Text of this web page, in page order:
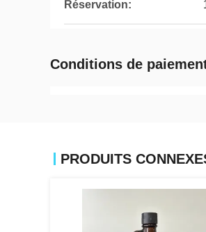
Réservation:
Conditions de
PRODUITS